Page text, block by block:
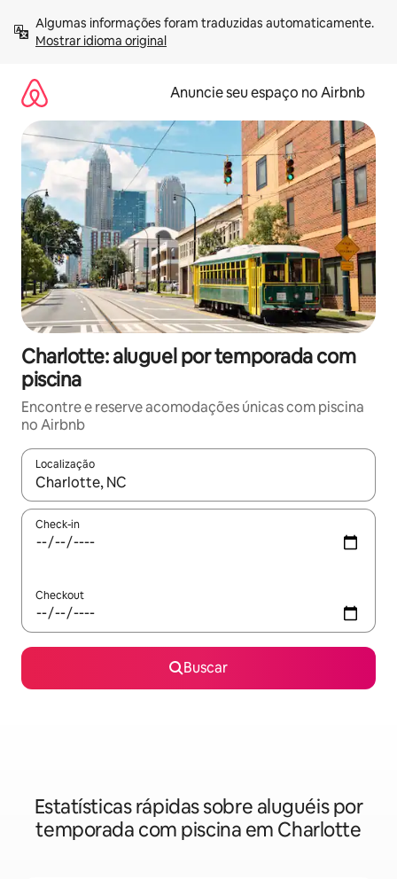
para
Mostrar idioma original
Anuncie seu espaço no Airbnb
Charlotte: aluguel por temporada com
piscina
Encontre e reserve acomodações únicas com piscina
no Airbnb
Localização
Quando os resultados estiverem disponíveis, explore-os
Check-in
Checkout
Buscar
Estatísticas rápidas sobre aluguéis por
temporada com piscina em Charlotte